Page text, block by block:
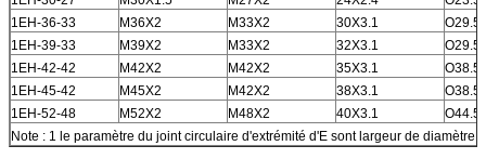
1EH-36-33
M36X2 M33X2 30X3.1
1EH-39-33
M39X2 M33X2 32X3.1
1EH-42-42
M42X2 M42X2 35X3.1
1EH-45-42
M45X2 M42X2 38X3.1
1EH-52-48
M52X2 M48X2 40X3.1
Note : 1 le paramètre du joint circulaire d'extrémité d'E sont largeur de